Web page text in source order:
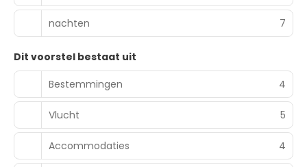
nachten 7
Dit voorstel bestaat uit
Bestemmingen
4
Vlucht 5
Accommodaties 4